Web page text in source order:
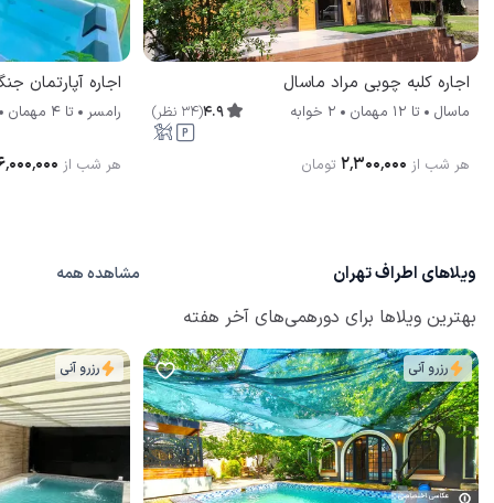
اجاره کلبه چوبی مراد ماسال
ماسال تا 12 مهمان 2 خوابه 4.9
(
34 نظر)
هر شب از ۲٬۳۰۰٬۰۰۰ تومان
اجاره آپارتمان
رامسر تا 4 مهمان
هر شب از
ویلاهای اطراف تهران مشاهده همه
بهترین ویلاها برای دورهمی‌های آخر هفته
رزرو آنی رزرو آنی